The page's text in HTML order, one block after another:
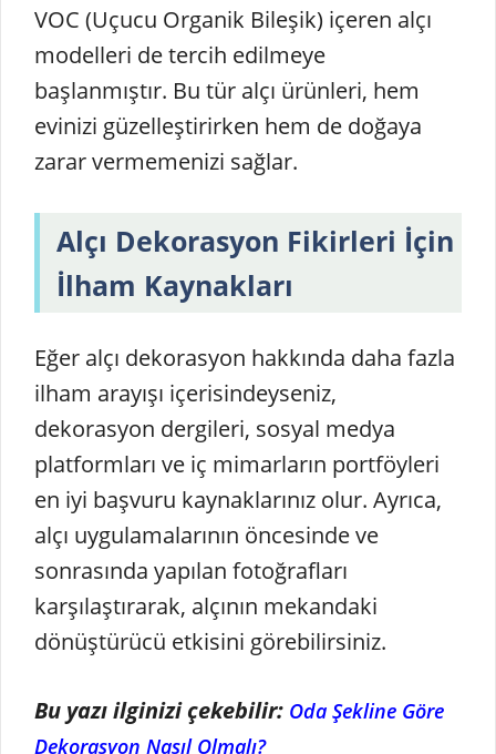
VOC (Uçucu Organik Bileşik) içeren alçı
modelleri de tercih edilmeye
başlanmıştır. Bu tür alçı ürünleri, hem
evinizi güzelleştirirken hem de doğaya
zarar vermemenizi sağlar.
Alçı Dekorasyon Fikirleri İçin
İlham Kaynakları
Eğer alçı dekorasyon hakkında daha fazla
ilham arayışı içerisindeyseniz,
dekorasyon dergileri, sosyal medya
platformları ve iç mimarların portföyleri
en iyi başvuru kaynaklarınız olur. Ayrıca,
alçı uygulamalarının öncesinde ve
sonrasında yapılan fotoğrafları
karşılaştırarak, alçının mekandaki
dönüştürücü etkisini görebilirsiniz.
Bu yazı ilginizi çekebilir: Oda Şekline Göre
Dekorasyon Nasıl Olmalı?